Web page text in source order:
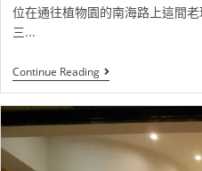
位在通往植物園的南海路上這間老
三...
Continue Reading